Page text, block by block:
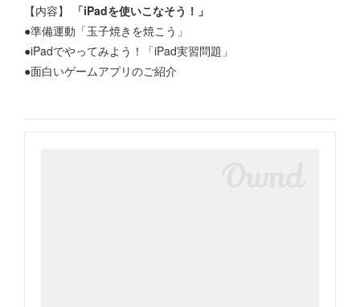
【内容】
「iPadを使いこなそう！ 」
●準備運動「玉子焼きを焼こう」
●iPadでやってみよう！「iPad実習問題」
●面白いゲームアプリのご紹介